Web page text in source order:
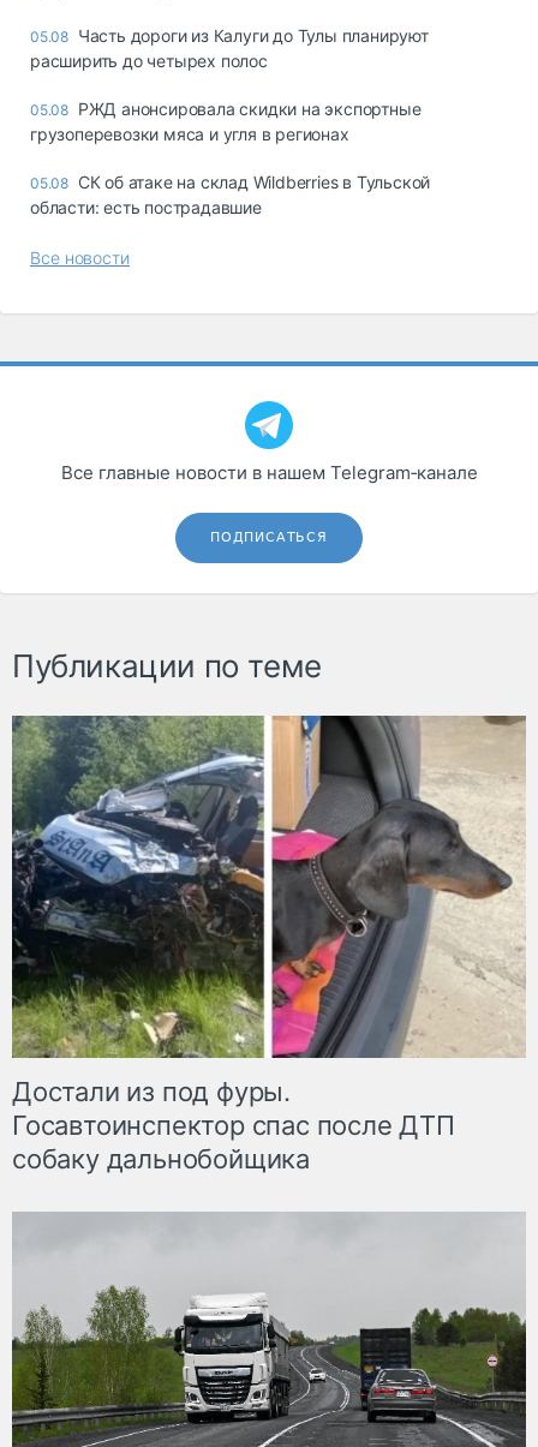
05.08 Часть дороги из Калуги до Тулы планируют
расширить до четырех полос
05.08 РЖД анонсировала скидки на экспортные
грузоперевозки мяса и угля в регионах
05.08 СК об атаке на склад Wildberries в Тульской
области: есть пострадавшие
Все новости
Все главные новости в нашем Telegram‑канале
ПОДПИСАТЬСЯ
Публикации по теме
Достали из под фуры.
Госавтоинспектор спас после ДТП
собаку дальнобойщика